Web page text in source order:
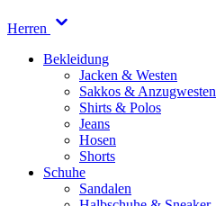
Herren
Bekleidung
Jacken & Westen
Sakkos & Anzugwesten
Shirts & Polos
Jeans
Hosen
Shorts
Schuhe
Sandalen